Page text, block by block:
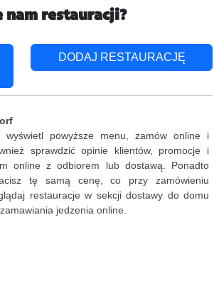
nam restauracji?
DODAJ RESTAURACJĘ
powyższe menu, zamów online i
sprawdzić opinie klientów, promocje i
online z odbiorem lub dostawą. Ponadto
tę samą cenę, co przy zamówieniu
restauracje w sekcji dostawy do domu
jedzenia online.